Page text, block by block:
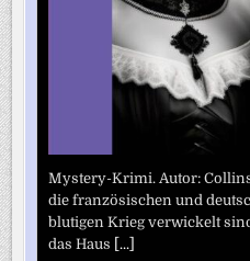
Mystery-Krimi. Autor:
die französischen und
blutigen Krieg verwickelt
das Haus [...]